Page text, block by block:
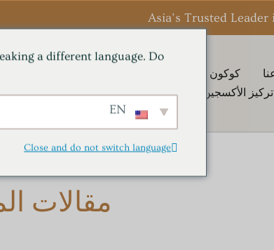
Asia’s Trusted
كوكون HBOT كوكون® من O2genes
الأكسجين المحمول
مركز التعلم (المدونات)
مقالات
a different language. Do
Close and do not switch language